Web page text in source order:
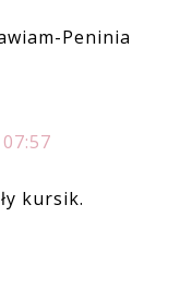
Peninia
kursik.